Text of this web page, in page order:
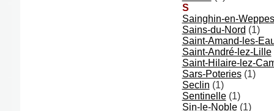
S
Sainghin-en-Weppes
Sains-du-Nord (1)
Saint-Amand-les-
Saint-André-lez-Lille
Saint-Hilaire-lez-
Sars-Poteries(1)
Seclin (1)
Sentinelle(1)
Sin-le-Noble(1)